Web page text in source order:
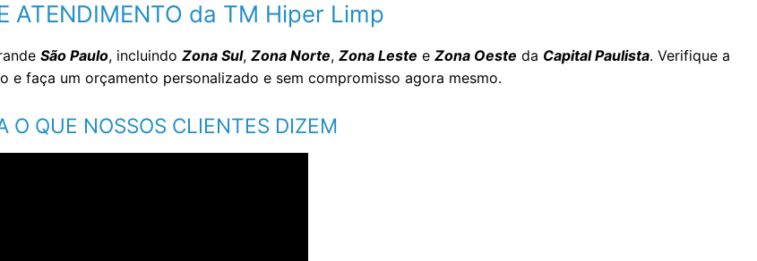
ATENDIMENTO da TM Hiper Limp
São Paulo, incluindo Zona Sul, Zona Norte, Zona Leste e Zona Oeste da Capital Paulista. Verifique a
e faça um orçamento personalizado e sem compromisso agora mesmo.
O QUE NOSSOS CLIENTES DIZEM